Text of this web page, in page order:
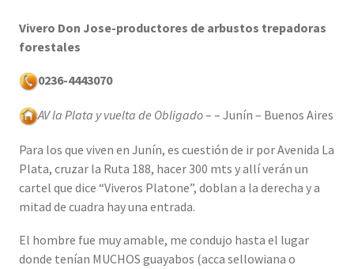
Vivero Don Jose-productores de arbustos trepadoras
forestales
0236-4443070
AV la Plata y vuelta de Obligado– – Junín – Buenos Aires
Para los que viven en Junín, es cuestión de ir por Avenida La
Plata, cruzar la Ruta 188, hacer 300 mts y allí verán un
cartel que dice “Viveros Platone”, doblan a la derecha y a
mitad de cuadra hay una entrada.
El hombre fue muy amable, me condujo hasta el lugar
donde tenían MUCHOS guayabos (acca sellowiana o